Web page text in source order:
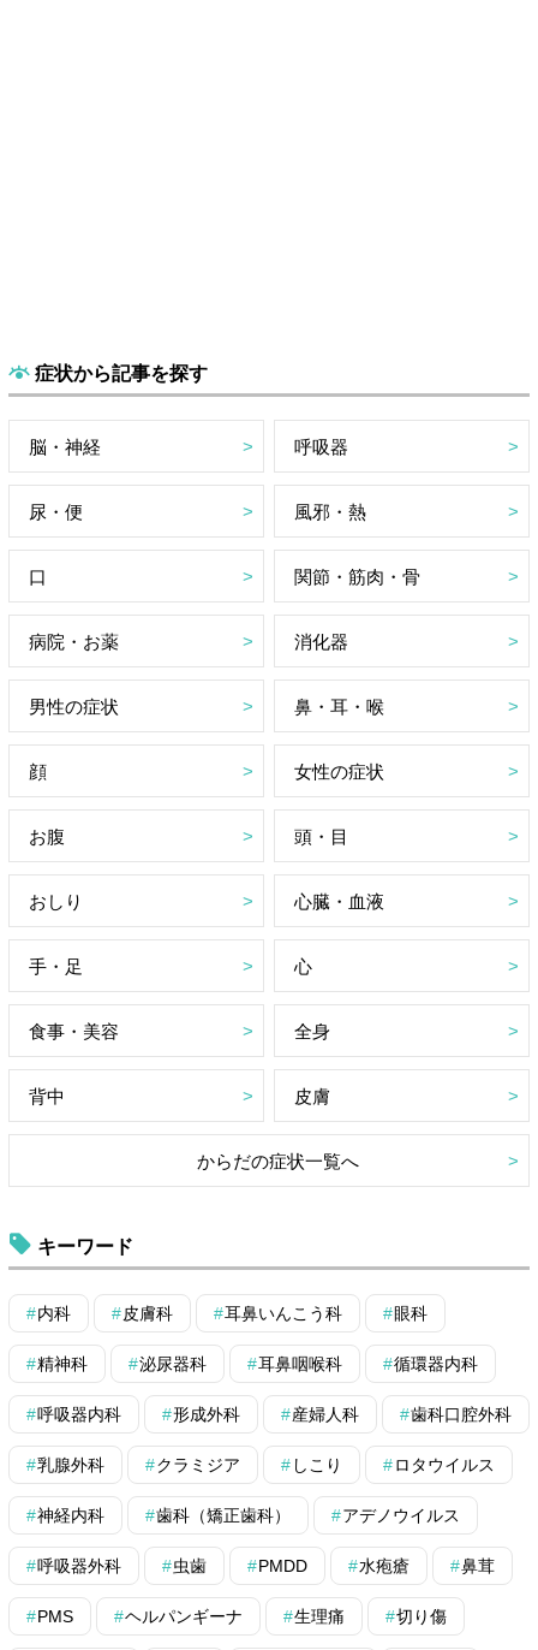
症状から記事を探す
脳・神経 呼吸器
尿・便 風邪・熱
口 関節・筋肉・骨
病院・お薬 消化器
男性の症状 鼻・耳・喉
顔 女性の症状
お腹 頭・目
おしり 心臓・血液
手・足 心
食事・美容 全身
背中 皮膚
からだの症状一覧へ
キーワード
内科 皮膚科 耳鼻いんこう科 眼科
精神科 泌尿器科 耳鼻咽喉科 循環器内科
呼吸器内科 形成外科 産婦人科 歯科口腔外科
乳腺外科 クラミジア しこり ロタウイルス
神経内科 歯科（矯正歯科） アデノウイルス
呼吸器外科 虫歯 PMDD 水疱瘡 鼻茸
PMS ヘルパンギーナ 生理痛 切り傷